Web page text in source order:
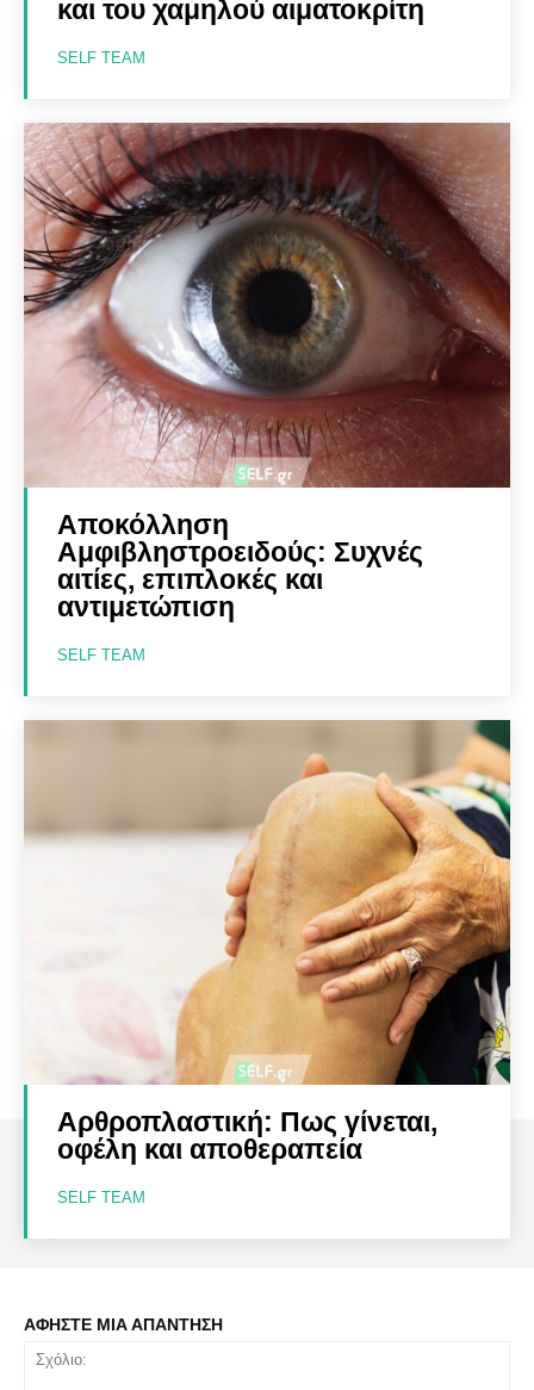
και του χαμηλού αιματοκρίτη
SELF TEAM
Αποκόλληση
Αμφιβληστροειδούς: Συχνές
αιτίες, επιπλοκές και
αντιμετώπιση
SELF TEAM
Αρθροπλαστική: Πως γίνεται,
οφέλη και αποθεραπεία
SELF TEAM
ΑΦΗΣΤΕ ΜΙΑ ΑΠΑΝΤΗΣΗ